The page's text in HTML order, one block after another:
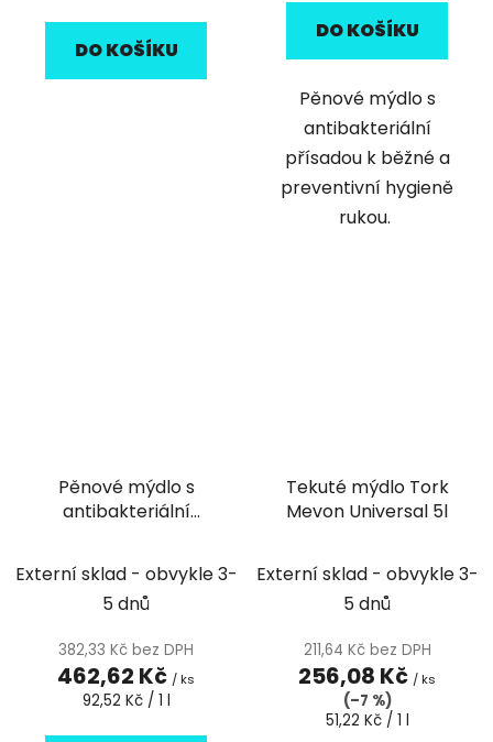
DO KOŠÍKU
DO KOŠÍKU
​Pěnové mýdlo s
antibakteriální
přísadou k běžné a
preventivní hygieně
rukou.
Pěnové mýdlo s
antibakteriální
Externí sklad - obvykle 3-
5 dnů
382,33 Kč bez DPH
462,62 Kč / ks
Měrná
92,52 Kč / 1 l
Tekuté mýdlo Tork
Mevon Universal 5l
Externí sklad - obvykle 3-
5 dnů
211,64 Kč bez DPH
256,08 Kč / ks
(–7 %)
Měrná
51,22 Kč / 1 l